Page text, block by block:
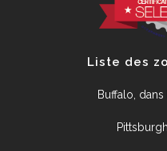
Liste des
Buffalo,